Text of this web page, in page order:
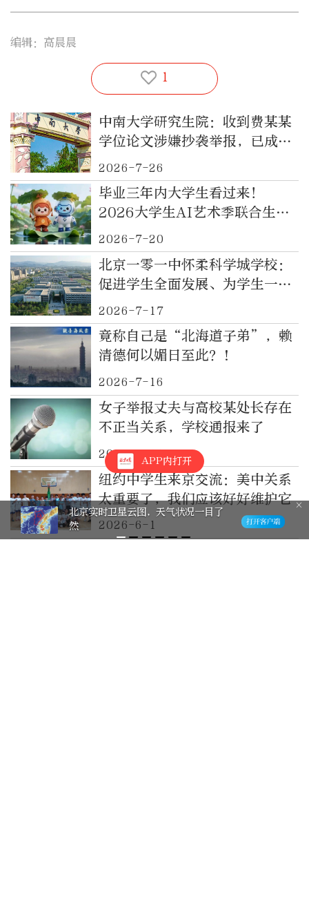
编辑：高晨晨
1
中南大学研究生院：收到费某某
学位论文涉嫌抄袭举报，已成立
调查组
2026-7-26
毕业三年内大学生看过来！
2026大学生AI艺术季联合生数
Vidu AI影像黑客松今天正式报
名啦！
2026-7-20
北京一零一中怀柔科学城学校：
促进学生全面发展、为学生一生
幸福奠基
2026-7-17
竟称自己是“北海道子弟”，赖
清德何以媚日至此？!
2026-7-16
女子举报丈夫与高校某处长存在
不正当关系，学校通报来了
2026-6-11
纽约中学生来京交流：美中关系
太重要了，我们应该好好维护它
2026-6-1
APP内打开
北京实时卫星云图，天气状况一目了
然